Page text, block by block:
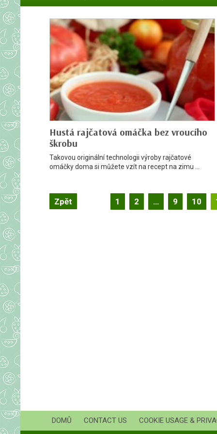
Hustá rajčatová omáčka bez vroucího
škrobu
Takovou originální technologii výroby rajčatové
omáčky doma si můžete vzít na recept na zimu ...
Záznam
navigace
Zpět 1 2 … 9 10
DOMŮ CONTACT US COOKIE USAGE &